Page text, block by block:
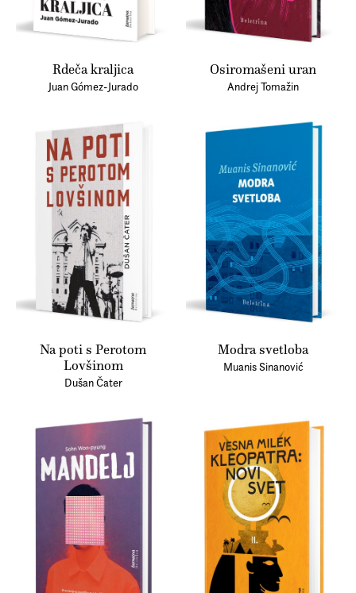
Rdeča kraljica
Juan Gómez-Jurado
Osiromašeni uran
Andrej Tomažin
Na poti s Perotom
Lovšinom
Dušan Čater
Modra svetloba
Muanis Sinanović